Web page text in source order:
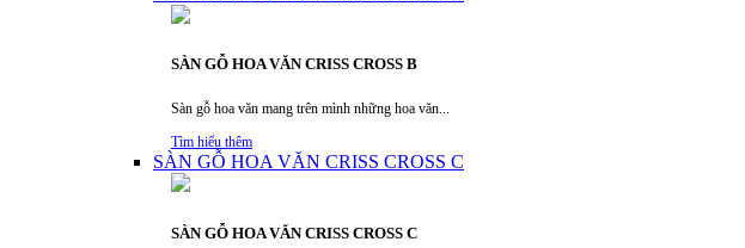
SÀN GỖ HOA VĂN CRISS CROSS B
Sàn gỗ hoa văn mang trên mình những hoa văn...
Tìm hiểu thêm
SÀN GỖ HOA VĂN CRISS CROSS C
SÀN GỖ HOA VĂN CRISS CROSS C